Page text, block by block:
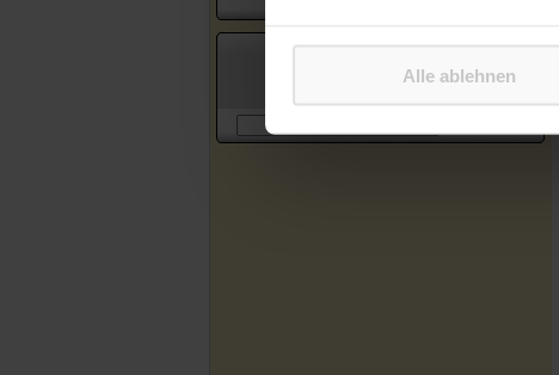
Alle ablehnen
Sonntagsblattes